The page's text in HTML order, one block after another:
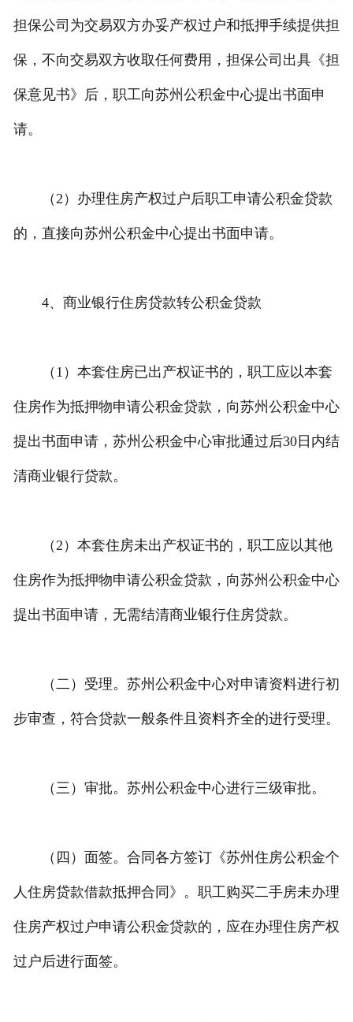
担保公司为交易双方办妥产权过户和抵押手续提供担
保，不向交易双方收取任何费用，担保公司出具《担
保意见书》后，职工向苏州公积金中心提出书面申
请。
（2）办理住房产权过户后职工申请公积金贷款
的，直接向苏州公积金中心提出书面申请。
4、商业银行住房贷款转公积金贷款
（1）本套住房已出产权证书的，职工应以本套
住房作为抵押物申请公积金贷款，向苏州公积金中心
提出书面申请，苏州公积金中心审批通过后30日内结
清商业银行贷款。
（2）本套住房未出产权证书的，职工应以其他
住房作为抵押物申请公积金贷款，向苏州公积金中心
提出书面申请，无需结清商业银行住房贷款。
（二）受理。苏州公积金中心对申请资料进行初
步审查，符合贷款一般条件且资料齐全的进行受理。
（三）审批。苏州公积金中心进行三级审批。
（四）面签。合同各方签订《苏州住房公积金个
人住房贷款借款抵押合同》。职工购买二手房未办理
住房产权过户申请公积金贷款的，应在办理住房产权
过户后进行面签。